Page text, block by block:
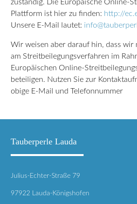
zuständig. Die Europäische Online-
Plattform ist hier zu finden: http://
Unsere E-Mail lautet:
Wir weisen aber darauf hin, dass wir
am Streitbeilegungsverfahren im
Europäischen Online-
beteiligen. Nutzen Sie zur
obige E-Mail und Telefonnummer
Tauberperle Lauda
Julius-Echter-Straße 79
97922 Lauda-Königshofen